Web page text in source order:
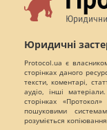
Юридичні
Protocol.ua є
сторінках даного
тексти, коментарі,
аудіо, інші
сторінках
пошуковими
розуміється